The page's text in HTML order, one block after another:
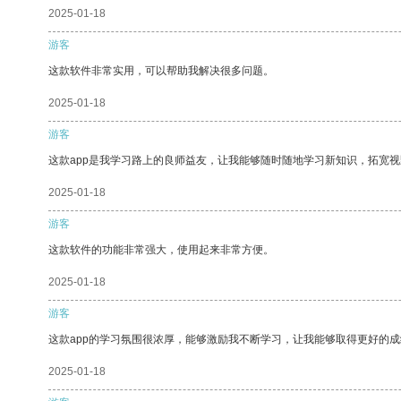
2025-01-18
游客
这款软件非常实用，可以帮助我解决很多问题。
2025-01-18
游客
这款app是我学习路上的良师益友，让我能够随时随地学习新知识，拓宽视
2025-01-18
游客
这款软件的功能非常强大，使用起来非常方便。
2025-01-18
游客
这款app的学习氛围很浓厚，能够激励我不断学习，让我能够取得更好的成
2025-01-18